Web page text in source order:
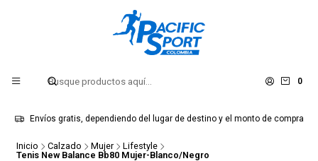
0
Envíos gratis, dependiendo del lugar de destino y el monto de compra
Inicio Calzado Mujer
Lifestyle
Tenis New Balance Bb80 Mujer-Blanco/Negro